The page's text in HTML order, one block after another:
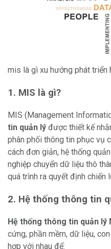
mis là gì xu hướng phát triển
1. MIS là gì?
MIS (Management
tin quản lý được thiết kế
phân phối thông tin phục vụ
cách đơn giản, hệ thống
nghiệp chuyển dữ liệu thô
quá trình ra quyết định chiến
2. Hệ thống thông tin
Hệ thống thông tin quản lý
cứng, phần mềm, dữ liệu,
hợp với nhau để: